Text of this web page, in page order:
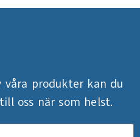
våra produkter kan du
oss när som helst.